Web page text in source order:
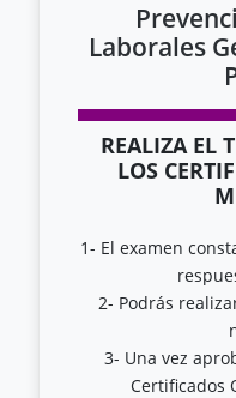
Laborales
REALIZA EL
LOS
1- El examen
2- Podrás
3- Una vez